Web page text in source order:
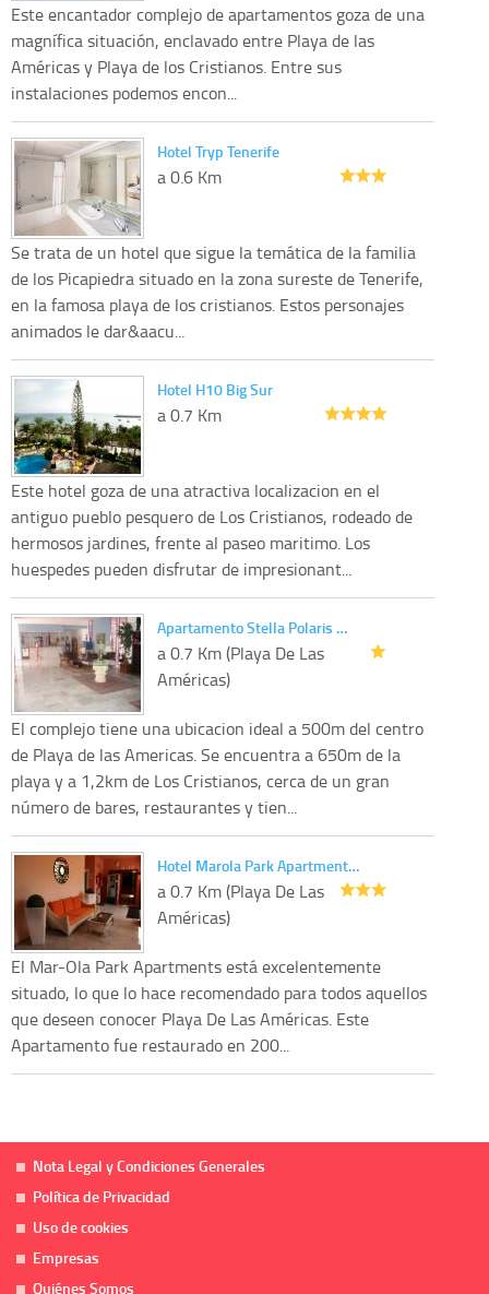
Este encantador complejo de apartamentos goza de una
magnífica situación, enclavado entre Playa de las
Américas y Playa de los Cristianos. Entre sus
instalaciones podemos encon...
Hotel Tryp Tenerife
a 0.6 Km
Se trata de un hotel que sigue la temática de la familia
de los Picapiedra situado en la zona sureste de Tenerife,
en la famosa playa de los cristianos. Estos personajes
animados le dar&aacu...
Hotel H10 Big Sur
a 0.7 Km
Este hotel goza de una atractiva localizacion en el
antiguo pueblo pesquero de Los Cristianos, rodeado de
hermosos jardines, frente al paseo maritimo. Los
huespedes pueden disfrutar de impresionant...
Apartamento Stella Polaris …
a 0.7 Km (Playa De Las
Américas)
El complejo tiene una ubicacion ideal a 500m del centro
de Playa de las Americas. Se encuentra a 650m de la
playa y a 1,2km de Los Cristianos, cerca de un gran
número de bares, restaurantes y tien...
Hotel Marola Park Apartment…
a 0.7 Km (Playa De Las
Américas)
El Mar-Ola Park Apartments está excelentemente
situado, lo que lo hace recomendado para todos aquellos
que deseen conocer Playa De Las Américas. Este
Apartamento fue restaurado en 200...
Nota Legal y Condiciones Generales
Política de Privacidad
Uso de cookies
Empresas
Quiénes Somos